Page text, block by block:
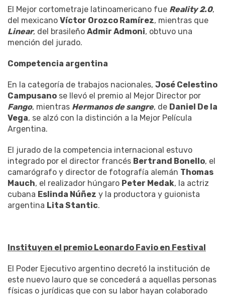
El Mejor cortometraje latinoamericano fue Reality 2.0,
del mexicano Víctor Orozco Ramírez, mientras que
Linear, del brasileño Admir Admoni, obtuvo una
mención del jurado.
Competencia argentina
En la categoría de trabajos nacionales, José Celestino
Campusano se llevó el premio al Mejor Director por
Fango, mientras Hermanos de sangre, de Daniel De la
Vega, se alzó con la distinción a la Mejor Película
Argentina.
El jurado de la competencia internacional estuvo
integrado por el director francés Bertrand Bonello, el
camarógrafo y director de fotografía alemán Thomas
Mauch, el realizador húngaro Peter Medak, la actriz
cubana Eslinda Núñez y la productora y guionista
argentina Lita Stantic.
Instituyen el premio Leonardo Favio en Festival
El Poder Ejecutivo argentino decretó la institución de
este nuevo lauro que se concederá a aquellas personas
físicas o jurídicas que con su labor hayan colaborado